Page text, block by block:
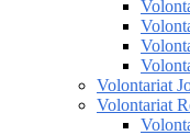
Volontariat
Volontariat